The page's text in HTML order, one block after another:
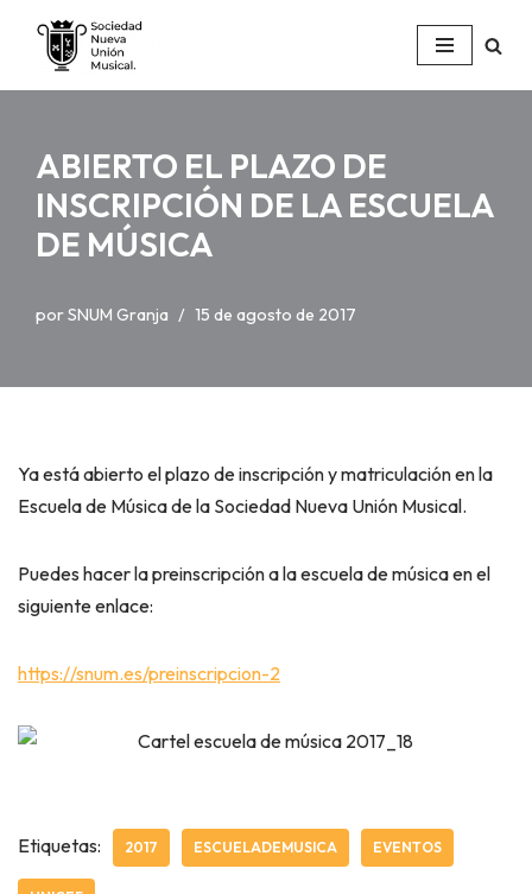
Saltar
al
ABIERTO EL PLAZO DE
INSCRIPCIÓN DE LA ESCUELA
DE MÚSICA
porSNUM Granja 15 de agosto de 2017
Ya está abierto el plazo de inscripción y matriculación en la
Escuela de Música de la Sociedad Nueva Unión Musical.
Puedes hacer la preinscripción a la escuela de música en el
siguiente enlace:
https://snum.es/preinscripcion-2
Etiquetas: 2017 ESCUELADEMUSICA EVENTOS